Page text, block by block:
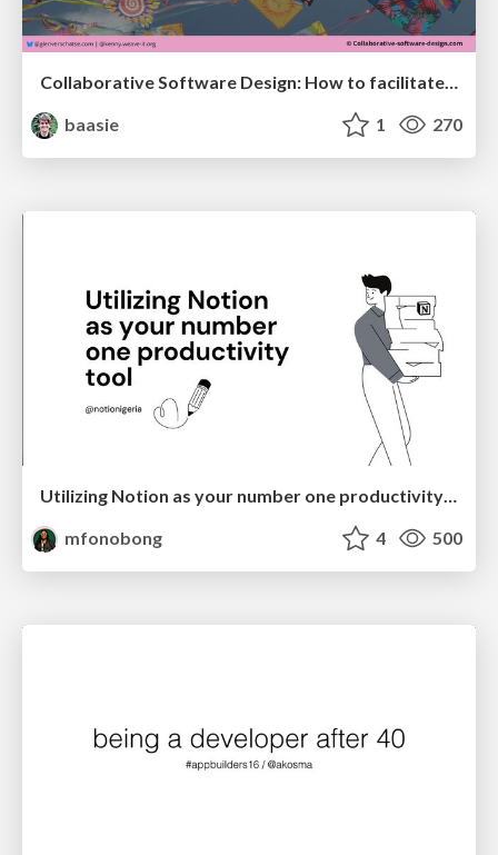
Collaborative Software Design: How to facilitate domain modelling decisions
baasie
1 270
Utilizing Notion as your number one productivity tool
mfonobong
4 500